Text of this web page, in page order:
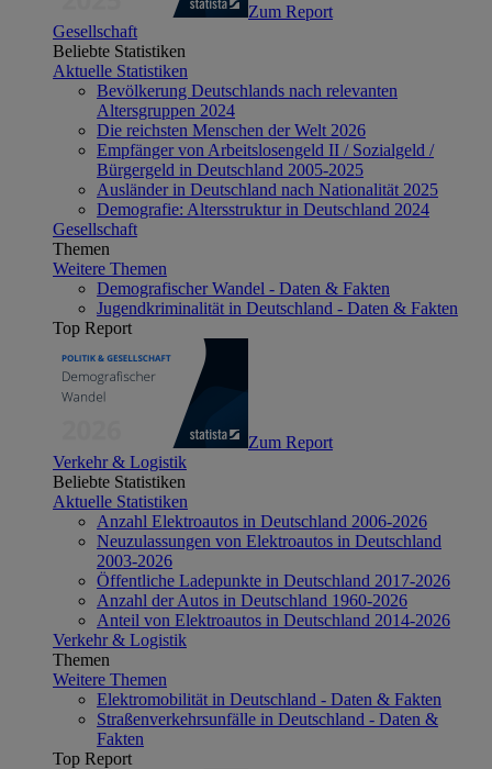
Zum Report
Gesellschaft
Beliebte Statistiken
Aktuelle Statistiken
Bevölkerung Deutschlands nach relevanten
Altersgruppen 2024
Die reichsten Menschen der Welt 2026
Empfänger von Arbeitslosengeld II / Sozialgeld /
Bürgergeld in Deutschland 2005-2025
Ausländer in Deutschland nach Nationalität 2025
Demografie: Altersstruktur in Deutschland 2024
Gesellschaft
Themen
Weitere Themen
Demografischer Wandel - Daten & Fakten
Jugendkriminalität in Deutschland - Daten & Fakten
Top Report
Zum Report
Verkehr & Logistik
Beliebte Statistiken
Aktuelle Statistiken
Anzahl Elektroautos in Deutschland 2006-2026
Neuzulassungen von Elektroautos in Deutschland
2003-2026
Öffentliche Ladepunkte in Deutschland 2017-2026
Anzahl der Autos in Deutschland 1960-2026
Anteil von Elektroautos in Deutschland 2014-2026
Verkehr & Logistik
Themen
Weitere Themen
Elektromobilität in Deutschland - Daten & Fakten
Straßenverkehrsunfälle in Deutschland - Daten &
Fakten
Top Report